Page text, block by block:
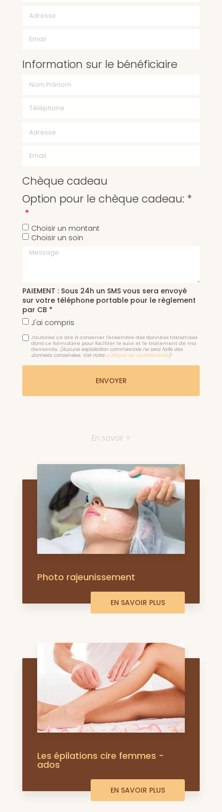
Information sur le bénéficiaire
Chèque cadeau
Option pour le chèque cadeau: *
Choisir un montant
Choisir un soin
Message
PAIEMENT : Sous 24h un SMS vous sera envoyé
sur votre téléphone portable pour le règlement
par CB *
J'ai compris
J'autorise ce site à conserver l'ensemble des données transmises
dans ce formulaire pour faciliter le suivi et le traitement de ma
demande. (Aucune exploitation commerciale ne sera faite des
données conservées. Voir notre politique de confidentialité)
En savoir +
Photo rajeunissement
EN SAVOIR PLUS
Les épilations cire femmes -
ados
EN SAVOIR PLUS